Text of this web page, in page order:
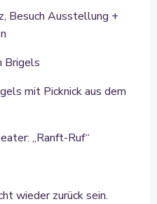
Besuch Ausstellung +
Brigels
mit Picknick aus dem
„Ranft-Ruf“
wieder zurück sein.